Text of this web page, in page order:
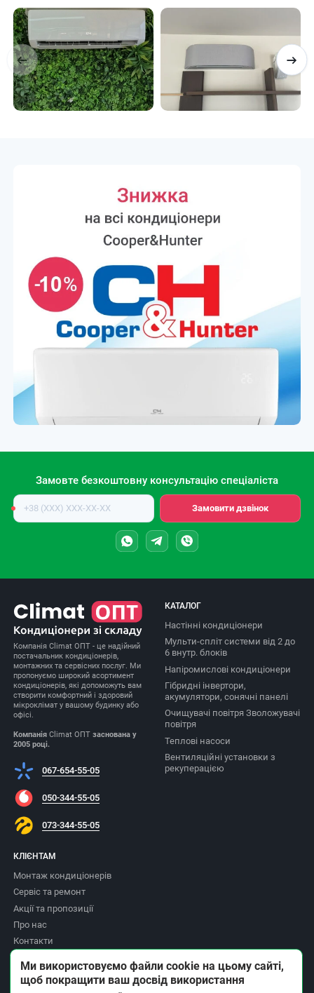
Замовте безкоштовну консультацію спеціаліста
Номер
телефону
Замовити дзвінок
Компанія Climat ОПТ - це надійний
постачальник кондиціонерів,
монтажних та сервісних послуг. Ми
пропонуємо широкий асортимент
кондиціонерів, які допоможуть вам
створити комфортний і здоровий
мікроклімат у вашому будинку або
офісі.
Компанія Climat ОПТзаснована у
2005 році.
067-654-55-05
050-344-55-05
073-344-55-05
КАТАЛОГ
Настінні кондиціонери
Мульти-спліт системи від 2 до
6 внутр. блоків
Напіромислові кондиціонери
Гібридні інвертори,
акумулятори, сонячні панелі
Очищувачі повітря Зволожувачі
повітря
Теплові насоси
Вентиляційні установки з
рекуперацією
КЛІЄНТАМ
Монтаж кондиціонерів
Сервіс та ремонт
Акції та пропозиції
Про нас
Контакти
Повернення товару
Ми використовуємо файли cookie на цьому сайті,
щоб покращити ваш досвід використання